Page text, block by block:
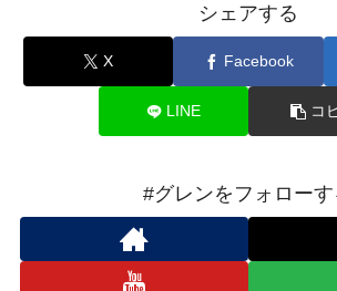
シェアする
X Facebook
LINE コ
#グレンをフォローす